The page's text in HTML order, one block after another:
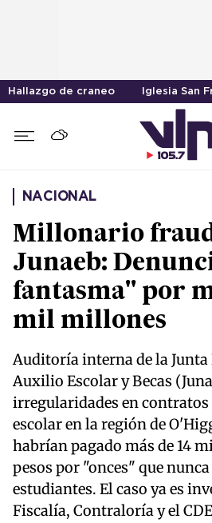
Hallazgo de craneo Iglesia San
NACIONAL
Millonario
Junaeb:
fantasma" por
mil millones
Auditoría interna de la Junta
Auxilio Escolar y Becas
irregularidades en
escolar en la región de
habrían pagado más de 14
pesos por "onces" que
estudiantes. El caso ya es
Fiscalía, Contraloría y el